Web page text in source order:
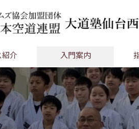
紹介 入門案内